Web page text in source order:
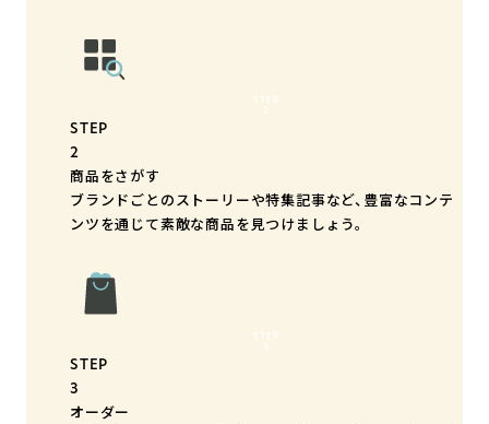
STEP
2
STEP
2
商品をさがす
ブランドごとのストーリーや特集記事など、豊富なコンテ
ンツを通じて素敵な商品を見つけましょう。
STEP
STEP
3
オーダー